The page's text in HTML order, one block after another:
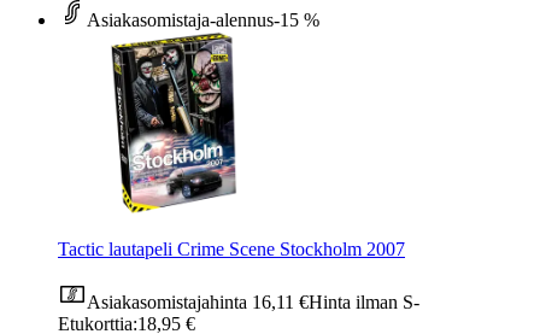
Asiakasomistaja-alennus-15 %
Tactic lautapeli Crime Scene Stockholm 2007
Asiakasomistajahinta 16,11 €Hinta ilman S-
Etukorttia:18,95 €